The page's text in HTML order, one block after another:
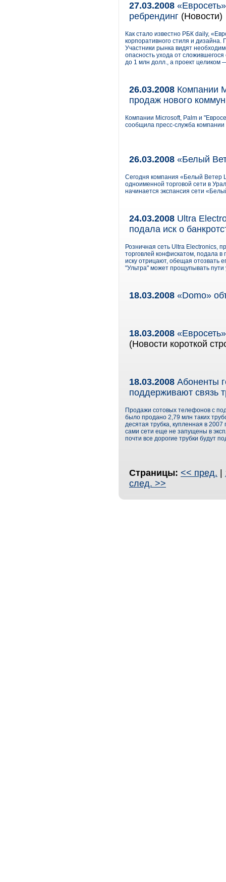
27.03.2008
ребрендинг (Новости)
Как стало известно РБК daily,
корпоративного стиля и дизайна.
Участники рынка видят
опасность ухода от
до 1 млн долл., а проект целиком
26.03.2008 Компании
продаж нового
Компании Microsoft, Palm и
сообщила пресс-служба компании
26.03.2008 «Белый
Сегодня компания «Белый Ветер
одноименной торговой сети в
начинается экспансия сети
24.03.2008 Ultra
подала иск о
Розничная сеть Ultra Electronics,
торговлей конфискатом, подала в
иску отрицают, обещая отозвать
"Ультра" может прощупывать пути
18.03.2008 «Domo»
18.03.2008
(Новости короткой
18.03.2008 Абоненты
поддерживают связь
Продажи сотовых телефонов с
было продано 2,79 млн таких
десятая трубка, купленная в 2007
сами сети еще не запущены в
почти все дорогие трубки будут
Страницы: << пред.
след. >>